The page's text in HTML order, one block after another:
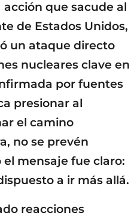
acción que sacude al
de Estados Unidos,
un ataque directo
nucleares clave en
por fuentes
presionar al
el camino
no se prevén
mensaje fue claro:
a ir más allá.
reacciones